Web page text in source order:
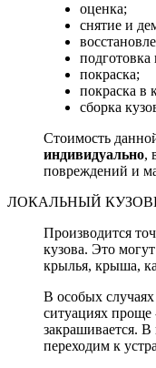
оценка;
снятие и
подготовка
покраска;
покраска в
сборка
Стоимость
индивидуально,
повреждений и
ЛОКАЛЬНЫЙ
Производится
кузова. Это
крылья, крыша,
В особых случаях
ситуациях проще
закрашивается.
переходим к